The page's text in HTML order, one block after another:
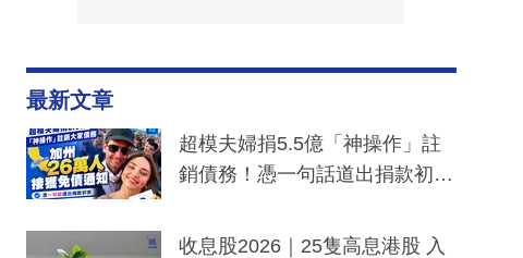
最新文章
超模夫婦捐5.5億「神操作」註
銷債務！憑一句話道出捐款初
一度被誤當詐騙手段
收息股2026｜25隻高息港股 入